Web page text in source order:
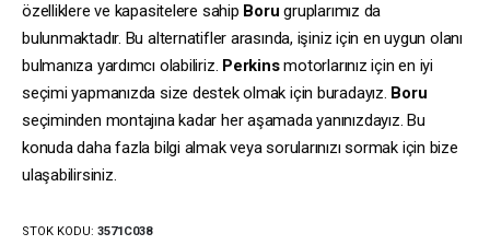
özelliklere ve kapasitelere sahip Boru gruplarımız da
bulunmaktadır. Bu alternatifler arasında, işiniz için en uygun olanı
bulmanıza yardımcı olabiliriz. Perkinsmotorlarınız için en iyi
seçimi yapmanızda size destek olmak için buradayız. Boru
seçiminden montajına kadar her aşamada yanınızdayız. Bu
konuda daha fazla bilgi almak veya sorularınızı sormak için bize
ulaşabilirsiniz.
STOK KODU: 3571C038